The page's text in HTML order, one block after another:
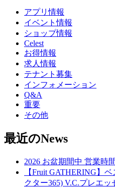
アプリ情報
イベント情報
ショップ情報
Celest
お得情報
求人情報
テナント募集
インフォメーション
Q&A
重要
その他
最近のNews
2026 お盆期間中 営業時
【Fruit GATHERING】
クター365) V.C.プレエッ